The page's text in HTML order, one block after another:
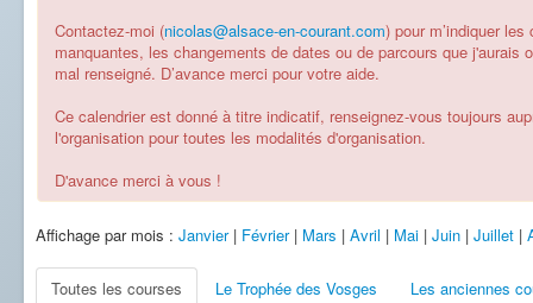
Contactez-moi (nicolas@alsace-en-courant.com) pour m’indiquer les
manquantes, les changements de dates ou de parcours que j'aurais
mal renseigné. D’avance merci pour votre aide.
Ce calendrier est donné à titre indicatif, renseignez-vous toujours
l'organisation pour toutes les modalités d'organisation.
D'avance merci à vous !
Affichage par mois : Janvier| Février| Mars | Avril | Mai | Juin | Juillet |
Toutes les courses Le Trophée des Vosges Les anciennes